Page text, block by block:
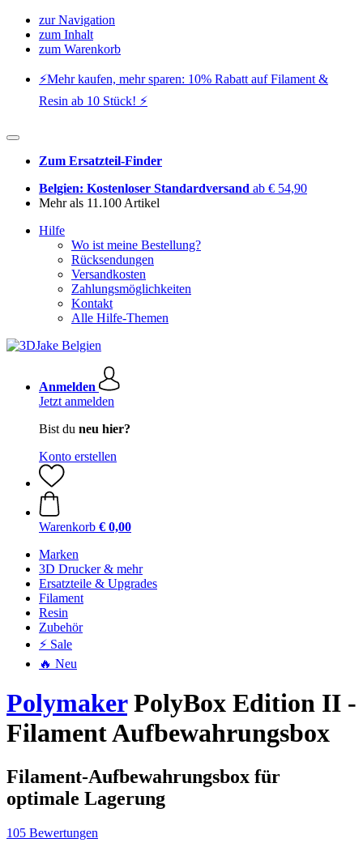
zur Navigation
zum Inhalt
zum Warenkorb
⚡️Mehr kaufen, mehr sparen: 10% Rabatt auf Filament &
Resin ab 10 Stück! ⚡️
Zum Ersatzteil-Finder
Belgien: Kostenloser Standardversand ab € 54,90
Mehr als 11.100 Artikel
Hilfe
Wo ist meine Bestellung?
Rücksendungen
Versandkosten
Zahlungsmöglichkeiten
Kontakt
Alle Hilfe-Themen
Anmelden
Jetzt anmelden
Bist du neu hier?
Konto erstellen
Warenkorb € 0,00
Marken
3D Drucker & mehr
Ersatzteile & Upgrades
Filament
Resin
Zubehör
⚡ Sale
🔥 Neu
PolymakerPolyBox Edition II -
Filament Aufbewahrungsbox
Filament-Aufbewahrungsbox für
optimale Lagerung
105 Bewertungen